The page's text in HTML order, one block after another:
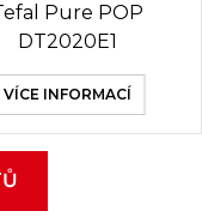
Pure POP
DT2020E1
VÍCE INFORMACÍ